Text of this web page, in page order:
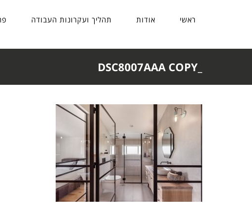
ראשי אודות תהליך ועקרונות העבודה